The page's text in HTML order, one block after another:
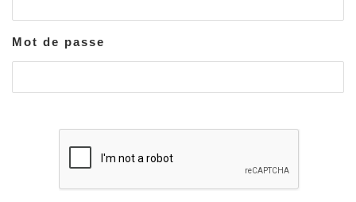
Mot de passe